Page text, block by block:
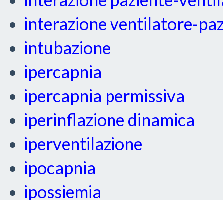
interazione ventilatore-
intubazione
ipercapnia
ipercapnia permissiva
iperinflazione dinamica
iperventilazione
ipocapnia
ipossiemia